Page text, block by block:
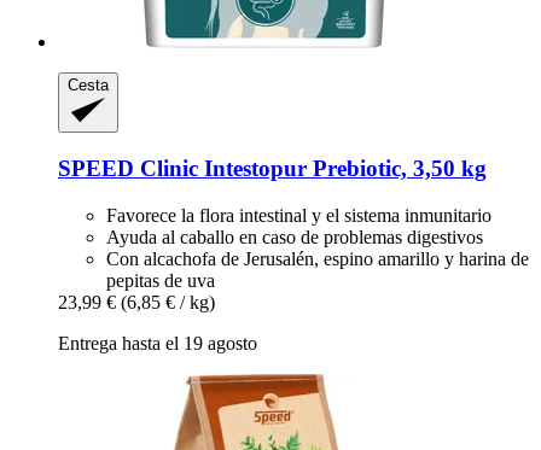
Cesta
SPEED Clinic Intestopur Prebiotic, 3,50 kg
Favorece la flora intestinal y el sistema inmunitario
Ayuda al caballo en caso de problemas digestivos
Con alcachofa de Jerusalén, espino amarillo y harina de
pepitas de uva
23,99 € (6,85 € / kg)
Entrega hasta el 19 agosto